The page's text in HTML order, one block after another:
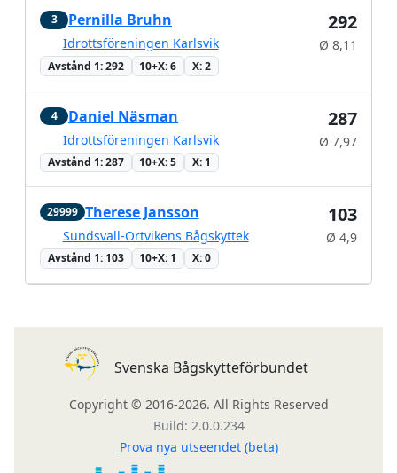
3 Pernilla Bruhn
Idrottsföreningen Karlsvik
Avstånd 1: 292 10+X: 6 X: 2
292
Ø 8,11
4 Daniel Näsman
Idrottsföreningen Karlsvik
Avstånd 1: 287 10+X: 5 X: 1
287
Ø 7,97
29999 Therese Jansson
Sundsvall-Ortvikens Bågskyttek
Avstånd 1: 103 10+X: 1 X: 0
103
Ø 4,9
Svenska Bågskytteförbundet
Copyright © 2016-2026. All Rights Reserved
Build: 2.0.0.234
Prova nya utseendet (beta)